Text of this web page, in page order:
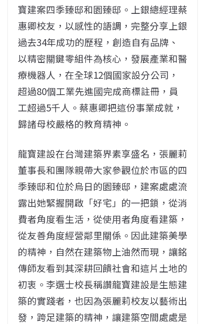
寶建案四季臻邸和園臻邸。上銀總經理蔡
惠卿校友，以感性的語調，完整分享上銀
過去34年成功的歷程，創造自有品牌、
以精密關鍵零組件為核心，發展產業和醫
療機器人，在全球12個國家設分公司，
超過80個工業先進國完成商標註冊，員
工超過5千人。蔡惠卿把這份事業成就，
歸諸母校嚴格的教育精神。
龍寶建設在台灣建築界素享盛名，張麗莉
董事長和團隊親帶大家參觀位於市區的四
季臻邸和位於烏日的園臻邸，建案處處流
露出她緊握開啟「好宅」的一把鎖，從消
費者角度看生活，從使用者角度看建築，
從友善角度經營鄰里關係。因此建築美學
的精神，自然在建築物上油然而現，讓銘
傳師友看到其深耕回饋社會和這片土地的
初衷。李選士校長稱讚龍寶建設是生態建
築的實踐者，也因為張麗莉校友以藝術出
發，跨足建築的精神，讓建築空間處處是